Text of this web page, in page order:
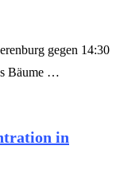
gegen 14:30
Bäume …
in